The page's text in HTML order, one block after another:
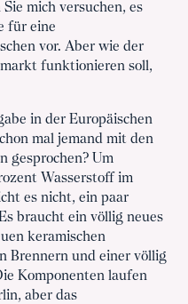
mich versuchen, es
für eine
vor. Aber wie der
funktionieren soll,
in der Europäischen
mal jemand mit den
gesprochen? Um
Wasserstoff im
es nicht, ein paar
braucht ein völlig neues
keramischen
Brennern und einer völlig
Komponenten laufen
aber das